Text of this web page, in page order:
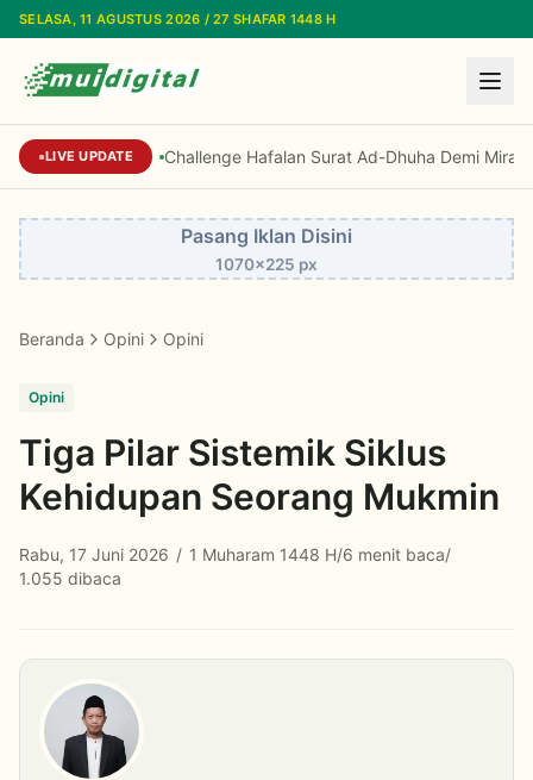
Lewati ke konten utama
SELASA, 11 AGUSTUS 2026 / 27 SHAFAR 1448 H
LIVE UPDATE Challenge Hafalan Surat Ad-Dhuha Demi Miras,
Pasang Iklan Disini
1070x225 px
Beranda Opini Opini
Opini
Tiga Pilar Sistemik Siklus
Kehidupan Seorang Mukmin
Rabu, 17 Juni 2026 / 1 Muharam 1448 H/6 menit baca/
1.055 dibaca